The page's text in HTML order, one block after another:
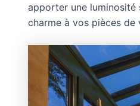
apporter une luminosité
charme à vos pièces de